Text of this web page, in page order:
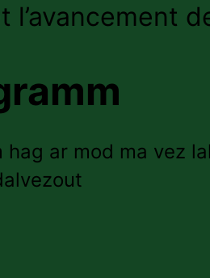
ar mod ma vez